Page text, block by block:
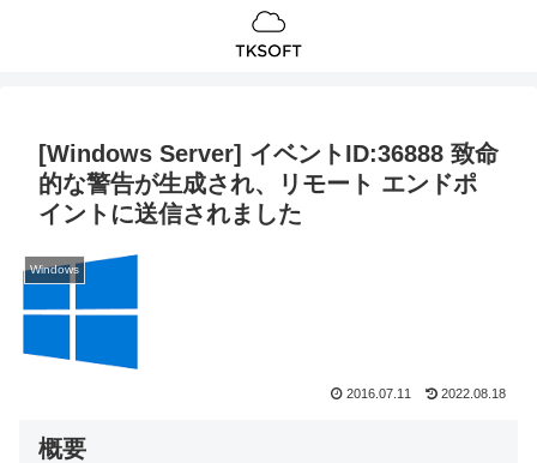
[Windows Server] イベントID:36888 致命
的な警告が生成され、リモート エンドポ
イントに送信されました
Windows
2016.07.11 2022.08.18
概要